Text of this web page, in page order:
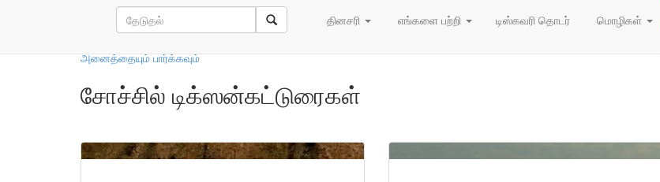
தினசரி எங்களை பற்றி டிஸ்கவரி தொடர் மொழிகள்
எங்கள் ஆசிரியர்கள்
அனைத்தையும் பார்க்கவும்
சோச்சில் டிக்ஸன்கட்டுரைகள்